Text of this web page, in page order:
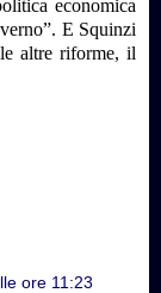
economica
E Squinzi
altre riforme, il
ore 11:23